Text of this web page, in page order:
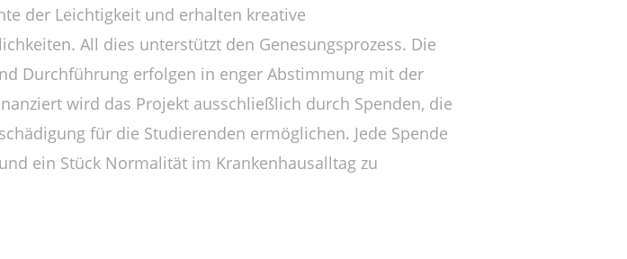
der Leichtigkeit und erhalten kreative
All dies unterstützt den Genesungsprozess. Die
Durchführung erfolgen in enger Abstimmung mit der
wird das Projekt ausschließlich durch Spenden, die
für die Studierenden ermöglichen. Jede Spende
ein Stück Normalität im Krankenhausalltag zu